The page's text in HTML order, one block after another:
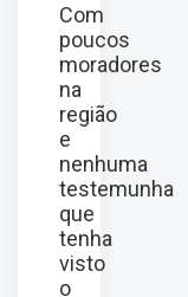
Com
poucos
moradores
na
região
e
nenhuma
testemunha
que
tenha
visto
o